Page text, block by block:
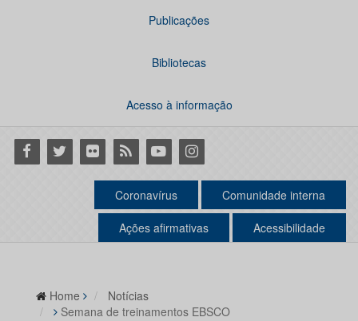
Publicações
Bibliotecas
Acesso à informação
Facebook
Twitter Flickr RSS YoutubeInstagram
Coronavírus Comunidade interna
Ações afirmativas Acessibilidade
Home
Notícias
Semana de treinamentos EBSCO